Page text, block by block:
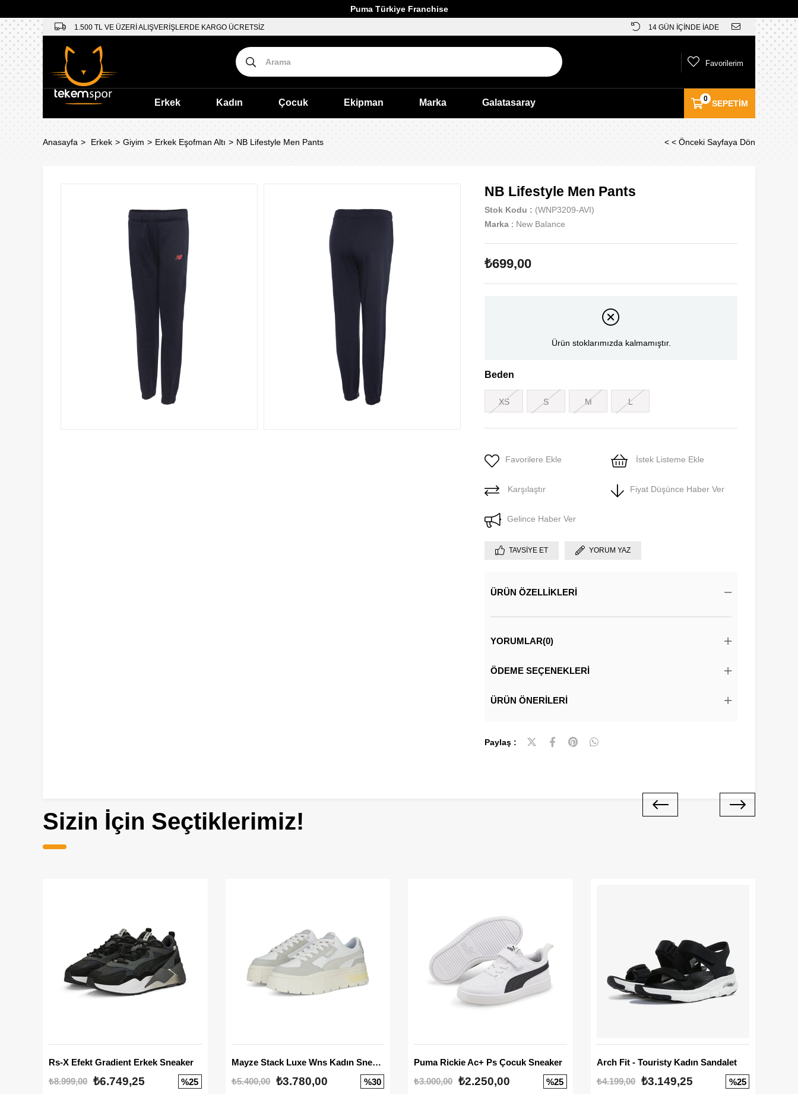
Puma Türkiye Franchise
1.500 TL VE ÜZERİ ALIŞVERİŞLERDE KARGO ÜCRETSİZ 14 GÜN İÇİNDE İADE
SEPETIM
0
Favorilerim
Erkek Kadın Çocuk Ekipman Marka Galatasaray
Anasayfa Erkek Giyim Erkek Eşofman Altı NB Lifestyle Men Pants < < Önceki Sayfaya Dön
NB Lifestyle Men Pants
Stok Kodu
(WNP3209-AVI)
Marka : New Balance
₺699,00
Ürün stoklarımızda kalmamıştır.
Beden
XS S M L
Favorilere Ekle İstek Listeme Ekle
Karşılaştır Fiyat Düşünce Haber Ver
Gelince Haber Ver
TAVSIYE ET YORUM YAZ
ÜRÜN ÖZELLIKLERI
YORUMLAR(0)
ÖDEME SEÇENEKLERI
ÜRÜN ÖNERILERI
Paylaş :
Sizin İçin Seçtiklerimiz!
Rs-X Efekt Gradient Erkek Sneaker
₺8.999,00 ₺6.749,25 %25
Mayze Stack Luxe Wns Kadın Sneaker
₺5.400,00
₺3.780,00 %30
Puma Rickie Ac+ Ps Çocuk Sneaker
₺3.000,00 ₺2.250,00 %25
Arch Fit - Touristy Kadın Sandalet
₺4.199,00
₺3.149,25 %25